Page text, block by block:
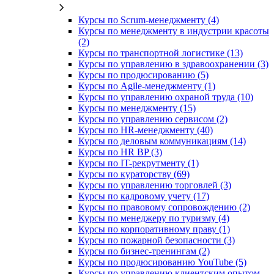
Курсы по Scrum-менеджменту (4)
Курсы по менеджменту в индустрии красоты
(2)
Курсы по транспортной логистике (13)
Курсы по управлению в здравоохранении (3)
Курсы по продюсированию (5)
Курсы по Agile-менеджменту (1)
Курсы по управлению охраной труда (10)
Курсы по менеджменту (15)
Курсы по управлению сервисом (2)
Курсы по HR-менеджменту (40)
Курсы по деловым коммуникациям (14)
Курсы по HR BP (3)
Курсы по IT-рекрутменту (1)
Курсы по кураторству (69)
Курсы по управлению торговлей (3)
Курсы по кадровому учету (17)
Курсы по правовому сопровождению (2)
Курсы по менеджеру по туризму (4)
Курсы по корпоративному праву (1)
Курсы по пожарной безопасности (3)
Курсы по бизнес-тренингам (2)
Курсы по продюсированию YouTube (5)